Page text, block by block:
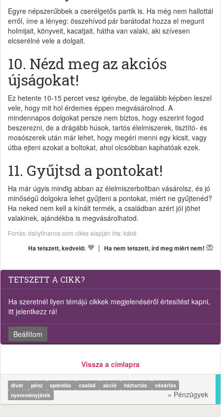
Egyre népszerűbbek a cserélgetős partik is. Ha még nem hallottál
erről, íme a lényeg: összehívod pár barátodat hozza el megunt
holmijait, könyveit, kacatjait, hátha van valaki, aki szívesen
elcserélné vele a dolgait.
10. Nézd meg az akciós
újságokat!
Ez hetente 10-15 percet vesz igénybe, de legalább képben leszel
vele, hogy mit hol érdemes éppen megvásárolnod. A
mindennapos dolgokat persze nem biztos, hogy eszerint fogod
beszerezni, de a drágább húsok, tartós élelmiszerek, tisztító- és
mosószerek után már lehet, hogy megéri menni egy kicsit, vagy
útba ejteni azokat a boltokat, ahol olcsóbban kaphatóak ezek.
11. Gyűjtsd a pontokat!
Ha már úgyis mindig abban az élelmiszerboltban vásárolsz, és jó
minőségű dolgokra lehet gyűjteni a pontokat, miért ne gyűjtenéd?
Ha neked nem kell a kínált termék, a családban azért jól jöhet
valakinek, ajándékba is megvásárolhatod.
Forrás: dailyfinance.com cikke alapján írta: kábé
Ha tetszett, kedveld:
| Ha nem tetszett, írd meg miért nem!
TETSZETT A CIKK?
Ha szeretnél ilyen témájú cikkek megjelenéséről értesítést kapni,
itt jelentkezz rá!
Beállítom
Vissza a címlapra
divat pénz spórolás család akció háztartás
vásárlás
nyereményjáték
» Pénzügyek